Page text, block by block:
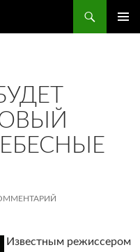
Известным режиссером